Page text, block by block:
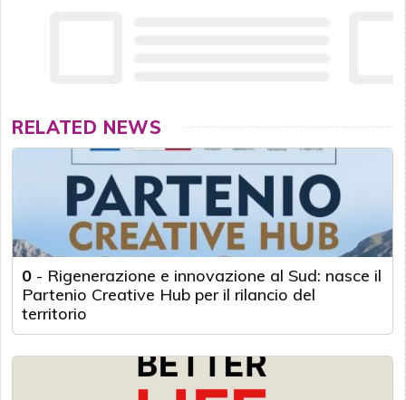
RELATED NEWS
0 - Rigenerazione e innovazione al Sud: nasce il
Partenio Creative Hub per il rilancio del
territorio